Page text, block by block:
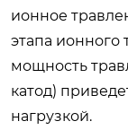
ионное
этапа ионного
мощность
катод)
нагрузкой.